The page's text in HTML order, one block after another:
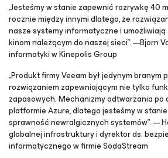
„Jesteśmy w stanie zapewnić rozrywkę 40
rocznie między innymi dlatego, że
nasze systemy informatyczne i umożliwiają
kinom należącym do naszej sieci”. —Bjorn
informatyki w Kinepolis Group
„Produkt firmy Veeam był jedynym branym
rozwiązaniem zapewniającym nie tylko
zapasowych. Mechanizmy odtwarzania po
platformie Azure, dlatego jesteśmy w
sprawność newralgicznych systemów”. —
globalnej infrastruktury i dyrektor ds.
informatycznego w firmie SodaStream